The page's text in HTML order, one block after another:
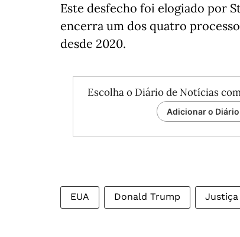
Este desfecho foi elogiado por
encerra um dos quatro
desde 2020.
Escolha o Diário de Notícias
Adicionar o
EUA Donald Trump Justiça